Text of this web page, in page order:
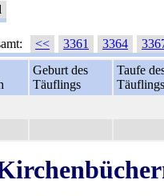
<< 3361 3364
Geburt des
Täuflings
Taufe
Täuflings